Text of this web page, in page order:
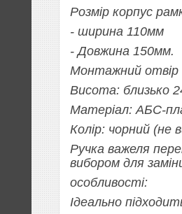
Розмір корпус
- ширина 110мм
- Довжина 150мм.
Монтажний отвір
Висота: близько
Матеріал: АБС-
Колір: чорний (не
Ручка важеля
вибором для
особливості:
Ідеально